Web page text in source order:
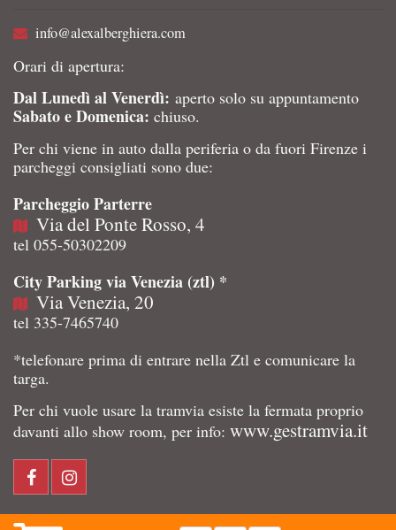
info@alexalberghiera.com
Orari di apertura:
Dal Lunedì al Venerdì: aperto solo su appuntamento
Sabato e Domenica: chiuso.
Per chi viene in auto dalla periferia o da fuori Firenze i
parcheggi consigliati sono due:
Parcheggio Parterre
Via del Ponte Rosso, 4
tel 055-50302209
City Parking via Venezia (ztl) *
Via Venezia, 20
tel 335-7465740
*telefonare prima di entrare nella Ztl e comunicare la
targa.
Per chi vuole usare la tramvia esiste la fermata proprio
davanti allo show room, per info: www.gestramvia.it